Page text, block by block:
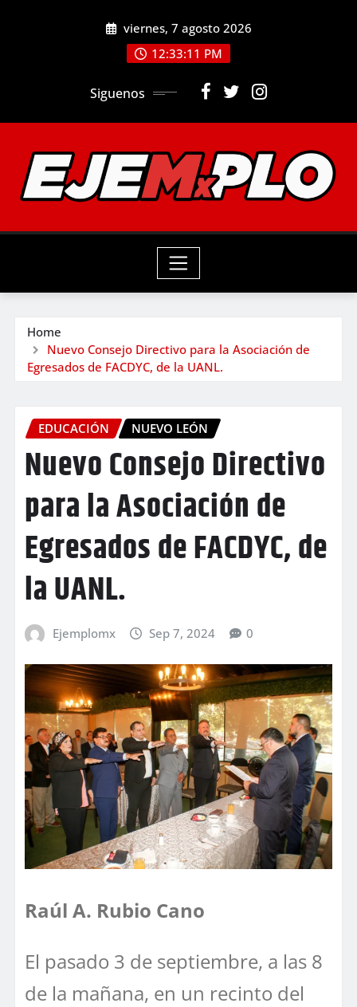
viernes, 7 agosto 2026
12:33:13 PM
Siguenos
Home
Nuevo Consejo Directivo para la Asociación de
Egresados de FACDYC, de la UANL.
EDUCACIÓN NUEVO LEÓN
Nuevo Consejo Directivo
para la Asociación de
Egresados de FACDYC, de
la UANL.
Ejemplomx Sep 7, 2024 0
Raúl A. Rubio Cano
El pasado 3 de septiembre, a las 8
de la mañana, en un recinto del